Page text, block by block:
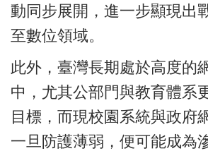
動同步展開，進一步顯現出
至數位領域。
此外，臺灣長期處於高度的
中，尤其公部門與教育體系
目標，而現校園系統與政府
一旦防護薄弱，便可能成為